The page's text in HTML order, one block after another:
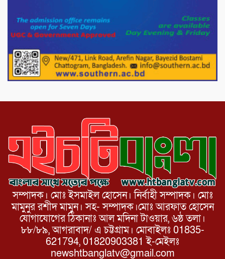
দেশের বাজারে ভরিতে ১০ হাজার টাকা সোনার
দাম বাড়ানোর ঘোষণা।
ভারপ্রাপ্ত রাষ্ট্রপতি হাফিজ উদ্দিন আহমদের
সাথে এইচটি বাংলা অনলাইন পোর্টাল ও আইপি
সম্পাদক। মোঃ ইসমাইল হোসেন। নির্বাহী সম্পাদক। মোঃ
মামুনুর রশীদ মামুন। সহ- সম্পাদক।মোঃ আরফাত হোসেন
যোগাযোগের ঠিকানাঃ আল মদিনা টাওয়ার, ৬ষ্ঠ তলা।
৮৮/৮৯, আগরাবাদ/ এ চট্টগ্রাম। মোবাইলঃ 01835-
621794, 01820903381 ই-মেইলঃ
newshtbanglatv@gmail.com